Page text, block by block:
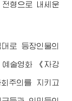
형으로 내세운
로 등장인물의
술영화 《자강
주의를 지키고